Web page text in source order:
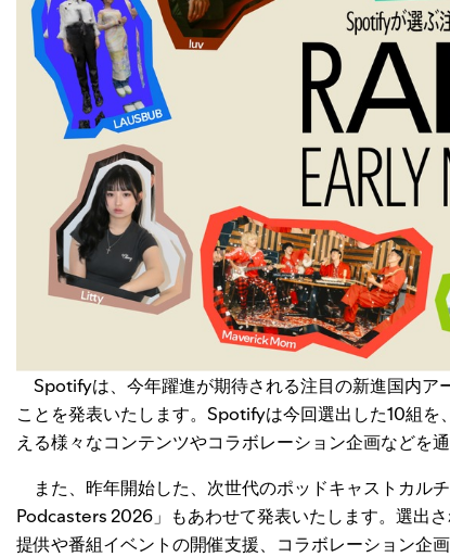
Spotifyは、今年躍進が期待される注目の新進国内ア
ことを発表いたします。Spotifyは今回選出した10組
える様々なコンテンツやコラボレーション企画などを
また、昨年開始した、次世代のポッドキャストカル
Podcasters 2026」もあわせて発表いたします。選出
提供や番組イベントの開催支援、コラボレーション企